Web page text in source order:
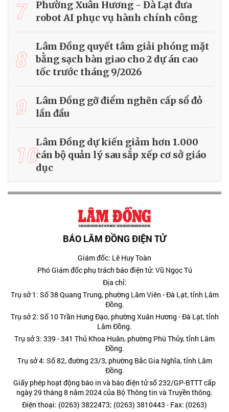
7
Phường Xuân Hương - Đà Lạt đưa
robot AI phục vụ hành chính công
8
Lâm Đồng quyết tâm giải phóng mặt
bằng sạch bàn giao cho 2 dự án cao
tốc trước tháng 9/2026
9
Lâm Đồng gỡ điểm nghẽn cấp sổ đỏ
lần đầu
10Lâm Đồng dự kiến giảm hơn 1.000
cán bộ quản lý sau sắp xếp cơ sở giáo
dục
BÁO LÂM ĐỒNG ĐIỆN TỬ
Giám đốc: Lê Huy Toàn
Phó Giám đốc phụ trách báo điện tử: Vũ Ngọc Tú
Địa chỉ:
Trụ sở 1: Số 38 Quang Trung, phường Lâm Viên - Đà Lạt, tỉnh Lâm
Đồng.
Trụ sở 2: Số 10 Trần Hưng Đạo, phường Xuân Hương - Đà Lạt, tỉnh
Lâm Đồng.
Trụ sở 3: 339 - 341 Thủ Khoa Huân, phường Phú Thủy, tỉnh Lâm
Đồng.
Trụ sở 4: Số 82, đường 23/3, phường Bắc Gia Nghĩa, tỉnh Lâm
Đồng.
Giấy phép hoạt động báo in và báo điện tử số 232/GP-BTTT cấp
ngày 29 tháng 8 năm 2024 của Bộ Thông tin và Truyền thông.
Điện thoại: (0263) 3822473; (0263) 3810443 - Fax: (0263)